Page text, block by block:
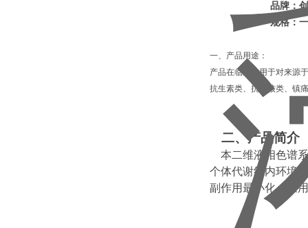
品牌：创新
规格：一
一、产品用途：
产品在临床上用于对来源
抗生素类、抗结核类、镇
二、产品简介
本二维液相色谱
个体代谢组内环境
副作用最小化。采